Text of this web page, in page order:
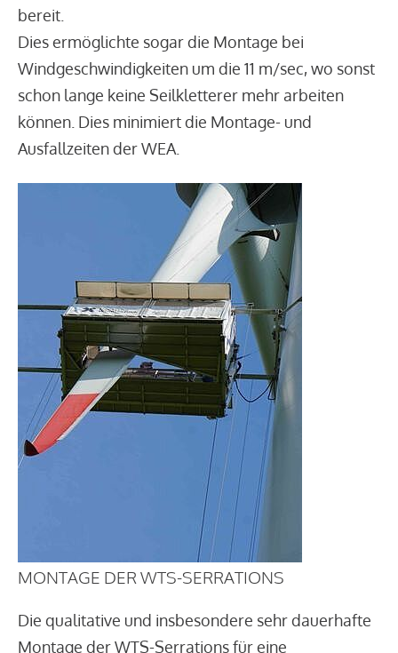
bereit.
Dies ermöglichte sogar die Montage bei
Windgeschwindigkeiten um die 11 m/sec, wo sonst
schon lange keine Seilkletterer mehr arbeiten
können. Dies minimiert die Montage- und
Ausfallzeiten der WEA.
MONTAGE DER WTS-SERRATIONS
Die qualitative und insbesondere sehr dauerhafte
Montage der WTS-Serrations für eine